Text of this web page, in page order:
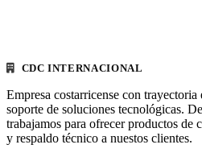
CDC INTERNACIONAL
Empresa costarricense con
soporte de soluciones tecnológicas.
trabajamos para ofrecer productos de
y respaldo técnico a nuestos clientes.